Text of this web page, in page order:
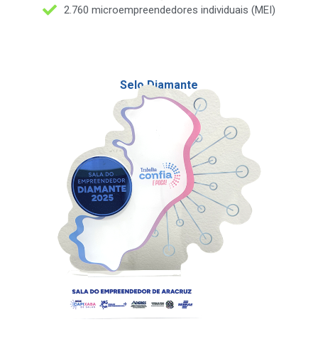
2.760 microempreendedores individuais (MEI)
Selo Diamante